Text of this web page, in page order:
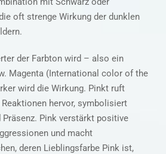
oft strenge Wirkung der dunklen
der Farbton wird – also ein
Magenta (International color of the
wird die Wirkung. Pinkt ruft
hervor, symbolisiert
Pink verstärkt positive
und macht
deren Lieblingsfarbe Pink ist,